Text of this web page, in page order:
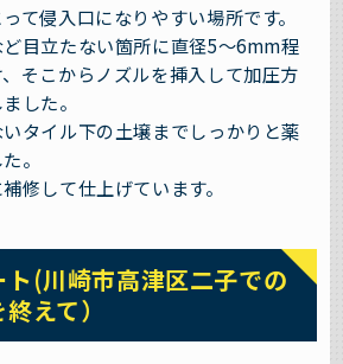
て侵入口になりやすい場所です。
目立たない箇所に直径5〜6mm程
そこからノズルを挿入して加圧方
した。
タイル下の土壌までしっかりと薬
。
修して仕上げています。
ト(川崎市高津区二子での
えて）